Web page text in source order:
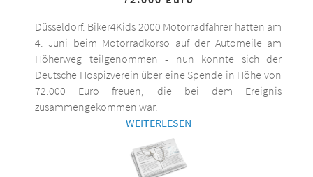
Düsseldorf. Biker4Kids 2000 Motorradfahrer hatten am
4. Juni beim Motorradkorso auf der Automeile am
Höherweg teilgenommen - nun konnte sich der
Deutsche Hospizverein über eine Spende in Höhe von
72.000 Euro freuen, die bei dem Ereignis
zusammengekommen war.
WEITERLESEN